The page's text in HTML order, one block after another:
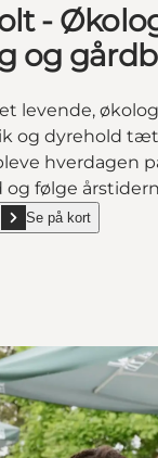
-
og
levende,
og dyrehold
hverdagen
følge
-
Se på kort
show Hegnsholt -